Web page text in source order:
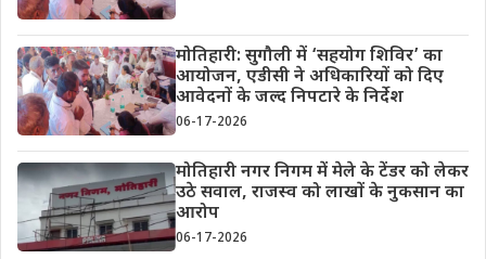
मोतिहारी: सुगौली में ‘सहयोग शिविर’ का
आयोजन, एडीसी ने अधिकारियों को दिए
आवेदनों के जल्द निपटारे के निर्देश
06-17-2026
मोतिहारी नगर निगम में मेले के टेंडर को लेकर
उठे सवाल, राजस्व को लाखों के नुकसान का
आरोप
06-17-2026